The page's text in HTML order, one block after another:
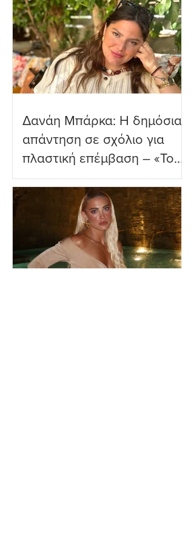
Δανάη Μπάρκα: Η δημόσια
απάντηση σε σχόλιο για
πλαστική επέμβαση – «Το
ωραιότερο σχόλιο που